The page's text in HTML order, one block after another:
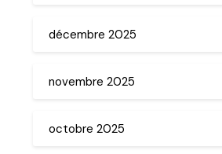
décembre 2025
novembre 2025
octobre 2025